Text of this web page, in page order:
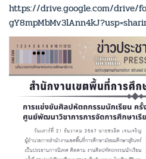
https://drive.google.com/drive/